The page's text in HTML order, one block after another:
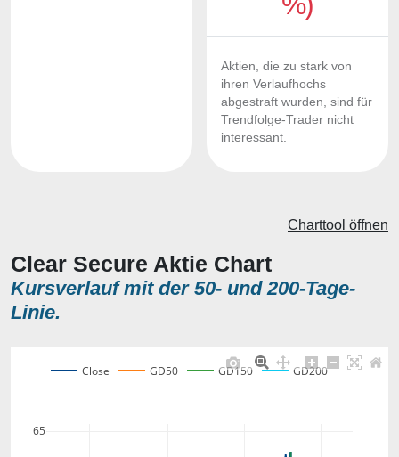
Aktien, die zu stark von
ihren Verlaufhochs
abgestraft wurden, sind für
Trendfolge-Trader nicht
interessant.
Clear Secure Aktie Chart
Kursverlauf mit der 50- und 200-Tage-
Linie.
Charttool öffnen
65
Close GD50 GD150 GD200